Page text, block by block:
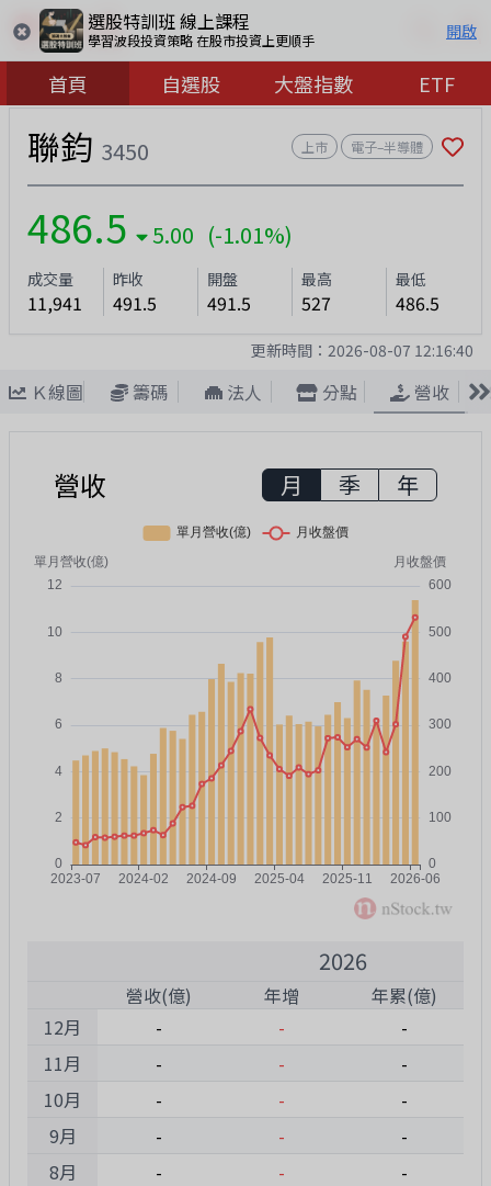
選股特訓班 線上課程
學習波段投資策略 在股市投資上更順手 開啟
首頁 自選股 大盤指數 ETF
聯鈞 3450 上市 電子–半導體
486.5 5.00 (-1.01%)
成交量
11,950
昨收
491.5
開盤
491.5
最高
527
最低
486.0
更新時間： 2026-08-07 12:16:50
Ｋ線圖 籌碼 法人 分點 營收
營收 月 季 年
12月
11月
10月
9月
8月
2026
營收(億) 年增
年累(億)
-
-
-
-
-
-
-
-
-
-
-
-
-
-
-